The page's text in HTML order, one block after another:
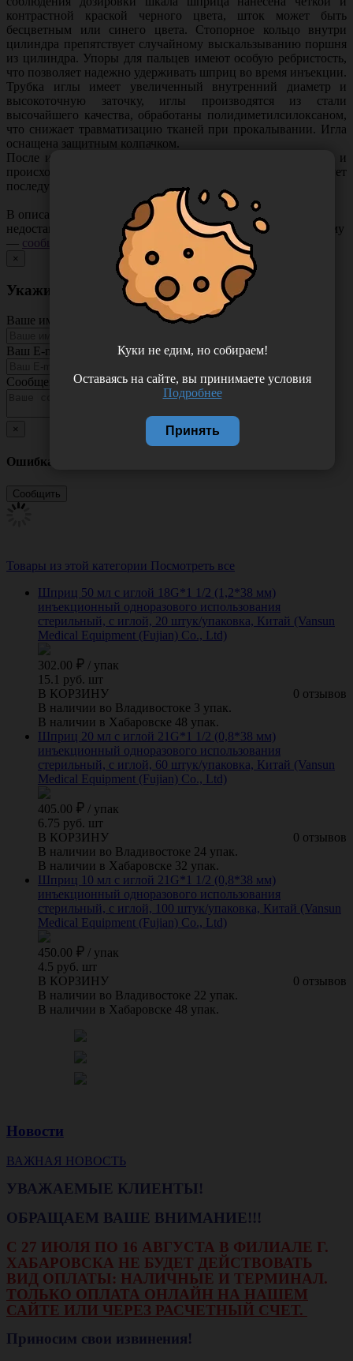
контрастной краской черного цвета, шток может быть
бесцветным или синего цвета. Стопорное кольцо внутри
цилиндра препятствует случайному выскальзыванию поршня
из цилиндра. Упоры для пальцев имеют особую ребристость,
что позволяет надежно удерживать шприц во время инъекции.
Трубка иглы имеет увеличенный внутренний диаметр и
высокоточную заточку, иглы производятся из стали
высочайшего качества, обработаны полидиметилсилоксаном,
что снижает травматизацию тканей при прокалывании. Игла
оснащена защитным колпачком.
После инъекции игла фиксируется в наконечнике шприца и
происходит разрушение штока, что препятствует
последующему повторному применению.
В описании товара могут иметь место неточности или
недостающая информация. Если вы заметили такую проблему
— сообщите нам
×
Укажите неточность в описании товара
Ваше имя
Ваш E-mail
Сообщение
×
Ошибка
Товары из этой категории Посмотреть все
Шприц 50 мл с иглой 18G*1 1/2 (1,2*38 мм)
инъекционный одноразового использования
стерильный, с иглой, 20 штук/упаковка, Китай (Vansun
Medical Equipment (Fujian) Co., Ltd)
302.00 / упак
15.1 руб. шт
0 отзывов
В КОРЗИНУ
В наличии во Владивостоке 3 упак.
В наличии в Хабаровске 48 упак.
Шприц 20 мл с иглой 21G*1 1/2 (0,8*38 мм)
инъекционный одноразового использования
стерильный, с иглой, 60 штук/упаковка, Китай (Vansun
Medical Equipment (Fujian) Co., Ltd)
405.00 / упак
6.75 руб. шт
0 отзывов
В КОРЗИНУ
В наличии во Владивостоке 24 упак.
В наличии в Хабаровске 32 упак.
Шприц 10 мл с иглой 21G*1 1/2 (0,8*38 мм)
инъекционный одноразового использования
стерильный, с иглой, 100 штук/упаковка, Китай (Vansun
Medical Equipment (Fujian) Co., Ltd)
450.00 / упак
4.5 руб. шт
0 отзывов
В КОРЗИНУ
В наличии во Владивостоке 22 упак.
В наличии в Хабаровске 48 упак.
Новости
ВАЖНАЯ НОВОСТЬ
УВАЖАЕМЫЕ КЛИЕНТЫ!
ОБРАЩАЕМ ВАШЕ ВНИМАНИЕ!!!
С 27 ИЮЛЯ ПО 16 АВГУСТА В ФИЛИАЛЕ Г.
ХАБАРОВСКА НЕ БУДЕТ ДЕЙСТВОВАТЬ
ВИД ОПЛАТЫ: НАЛИЧНЫЕ И ТЕРМИНАЛ.
ТОЛЬКО ОПЛАТА ОНЛАЙН НА НАШЕМ
САЙТЕ ИЛИ ЧЕРЕЗ РАСЧЕТНЫЙ СЧЕТ.
Приносим свои извинения!
Куки не едим, но собираем!
Оставаясь на сайте, вы принимаете условия
Подробнее
Принять